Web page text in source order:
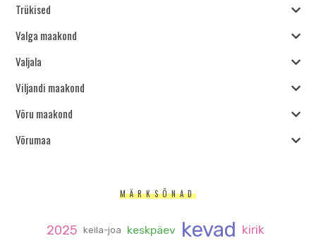
Trükised
Valga maakond
Valjala
Viljandi maakond
Võru maakond
Võrumaa
MÄRKSÕNAD
2025 keila-joa keskpäev kevad kirik